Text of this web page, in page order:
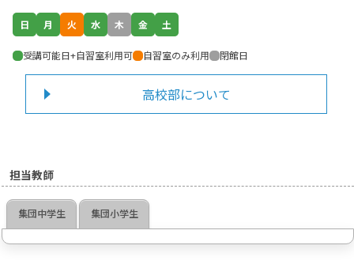
日 月 火 水 木 金 土
受講可能日+自習室利用可 自習室のみ利用 閉館日
高校部について
担当教師
集団中学生 集団小学生